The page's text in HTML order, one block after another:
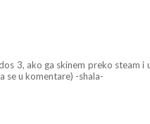
3, ako ga skinem preko steam i
se u komentare) -shala-